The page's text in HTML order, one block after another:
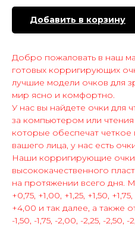
Добавить в корзину
Добро пожаловать в наш
готовых корригирующих
лучшие модели очков для
мир ясно и комфортно.
У нас вы найдете очки для
за компьютером или
которые обеспечат
вашего лица, у нас есть
Наши корригирующие очки
высококачественного
на протяжении всего дня.
+0,75, +1,00, +1,25, +1,50,
+4,00 и так далее, а также
-1,50, -1,75, -2,00, -2,25, -2,50,